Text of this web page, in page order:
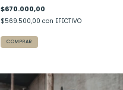
$670.000,00
$569.500,00 con EFECTIVO
COMPRAR